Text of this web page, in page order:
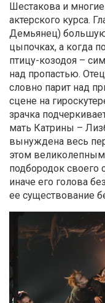
Шестакова и
актерского курса.
Демьянец) большую
цыпочках, а когда
птицу-козодоя –
над пропастью.
словно парит над
сцене на
зрачка
мать Катрины –
вынуждена весь
этом
подбородок своего
иначе его голова
ее существование